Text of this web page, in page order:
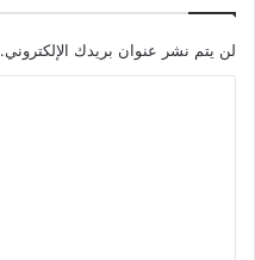
لن يتم نشر عنوان بريدك الإلكتروني.